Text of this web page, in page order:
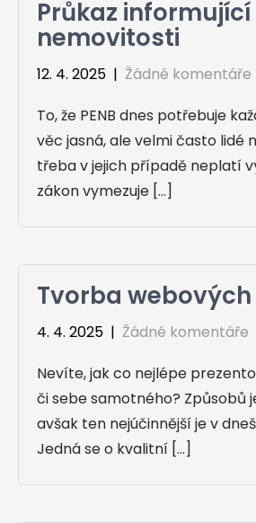
Průkaz
nemovitosti
12. 4. 2025 | Žádné komentáře
To, že PENB dnes potřebuje
věc jasná, ale velmi často lidé
třeba v jejich případě neplatí
zákon vymezuje […]
Tvorba
4. 4. 2025 | Žádné komentáře
Nevíte, jak co nejlépe
či sebe samotného? Způsobů
avšak ten nejúčinnější je v
Jedná se o kvalitní […]